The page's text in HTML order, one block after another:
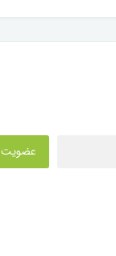
عضویت